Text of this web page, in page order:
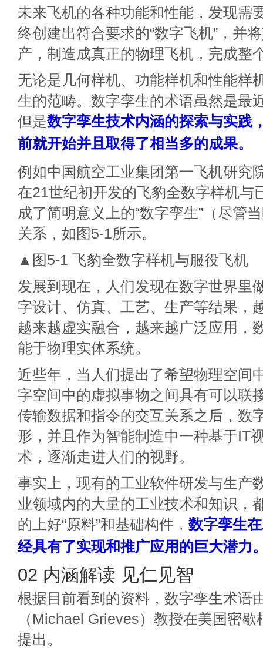
未来飞机的各种功能和性能，发现需
终创建出符合要求的“数字飞机”，并
产，制造成真正的物理飞机，完成整
无论是几何样机、功能样机和性能样
生的范畴。数字孪生的术语虽然是最
但是数字孪生技术内涵的探索与实践
前就开始并且取得了相当多的成果。
例如中国航空工业集团第一飞机研究
在21世纪初开发的飞豹全数字样机与
成了简明意义上的“数字孪生”（尽管
关系，如图5-1所示。
▲图5-1 飞豹全数字样机与服役飞机
发展到现在，人们发现在数字世界里
字设计、仿真、工艺、生产等结果，
越来越虚实融合，越来越广泛应用，
能于物理实体系统。
近些年，当人们提出了希望物理空间
字空间中的虚拟事物之间具有可以联
传输数据和指令的交互关系之后，数
形，并且作为智能制造中一种基于IT
术，逐渐走进人们的视野。
事实上，现有的工业软件研发与生产
业领域内的大量的工业技术和知识，
的上好“原料”和基础构件， 数字孪生
经具有了实现和推广应用的巨大潜力
02 内涵解读 见仁见智
根据目前看到的资料，数字孪生术语
（Michael Grieves）教授在美国密
提出。